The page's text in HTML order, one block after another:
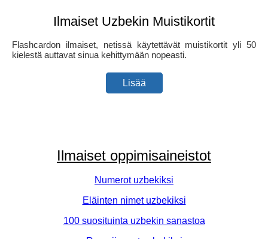
Ilmaiset Uzbekin Muistikortit
Flashcardon ilmaiset, netissä käytettävät muistikortit yli 50
kielestä auttavat sinua kehittymään nopeasti.
Lisää
Ilmaiset oppimisaineistot
Numerot uzbekiksi
Eläinten nimet uzbekiksi
100 suosituinta uzbekin sanastoa